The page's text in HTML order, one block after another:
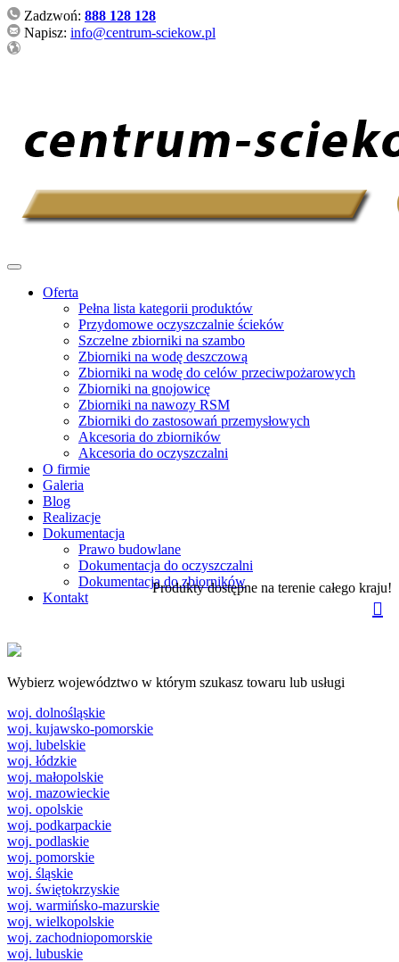
Zadzwoń: 888 128 128
Napisz: info@centrum-sciekow.pl
Oferta
Pełna lista kategorii produktów
Przydomowe oczyszczalnie ścieków
Szczelne zbiorniki na szambo
Zbiorniki na wodę deszczową
Zbiorniki na wodę do celów przeciwpożarowych
Zbiorniki na gnojowicę
Zbiorniki na nawozy RSM
Zbiorniki do zastosowań przemysłowych
Akcesoria do zbiorników
Akcesoria do oczyszczalni
O firmie
Galeria
Blog
Realizacje
Dokumentacja
Prawo budowlane
Dokumentacja do oczyszczalni
Dokumentacja do zbiorników
Kontakt
Produkty dostępne na terenie całego kraju!
Wybierz województwo w którym szukasz towaru lub usługi
woj. dolnośląskie
woj. kujawsko-pomorskie
woj. lubelskie
woj. łódzkie
woj. małopolskie
woj. mazowieckie
woj. opolskie
woj. podkarpackie
woj. podlaskie
woj. pomorskie
woj. śląskie
woj. świętokrzyskie
woj. warmińsko-mazurskie
woj. wielkopolskie
woj. zachodniopomorskie
woj. lubuskie